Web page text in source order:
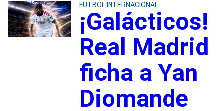
FUTBOL INTERNACIONAL
¡Galácticos!
Real Madrid
ficha a Yan
Diomande